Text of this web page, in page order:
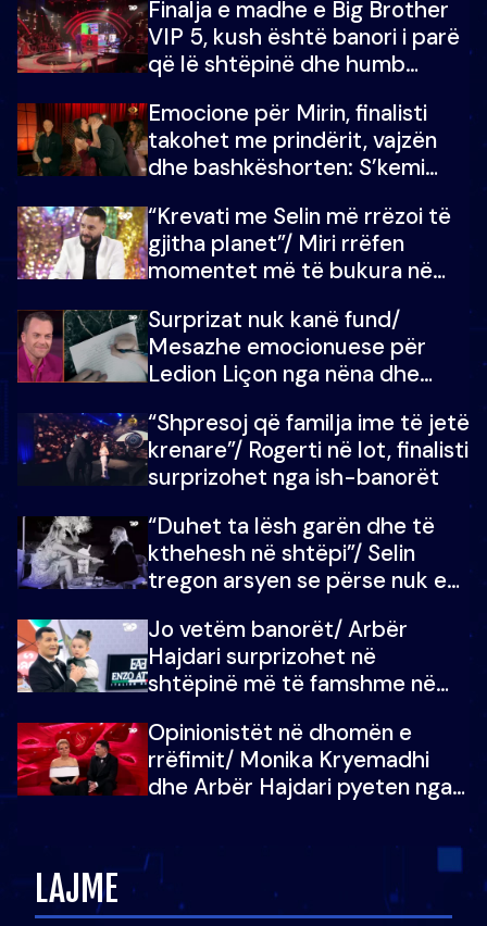
Finalja e madhe e Big Brother
VIP 5, kush është banori i parë
që lë shtëpinë dhe humb
çmimin e madh
Emocione për Mirin, finalisti
takohet me prindërit, vajzën
dhe bashkëshorten: S’kemi
“Krevati me Selin më rrëzoi të
gjitha planet”/ Miri rrëfen
momentet më të bukura në
mungojë zilja e mëngjesit kur…
Surprizat nuk kanë fund/
Mesazhe emocionuese për
Ledion Liçon nga nëna dhe
mban dot lotët: Nuk meritoj…
“Shpresoj që familja ime të jetë
krenare”/ Rogerti në lot, finalisti
surprizohet nga ish-banorët
“Duhet ta lësh garën dhe të
kthehesh në shtëpi”/ Selin
tregon arsyen se përse nuk e
çoja luftën time deri në fund
Jo vetëm banorët/ Arbër
Hajdari surprizohet në
shtëpinë më të famshme në
vajzën e tij
Opinionistët në dhomën e
rrëfimit/ Monika Kryemadhi
dhe Arbër Hajdari pyeten nga
zëvendësonit njëri-tjetrin?
LAJME